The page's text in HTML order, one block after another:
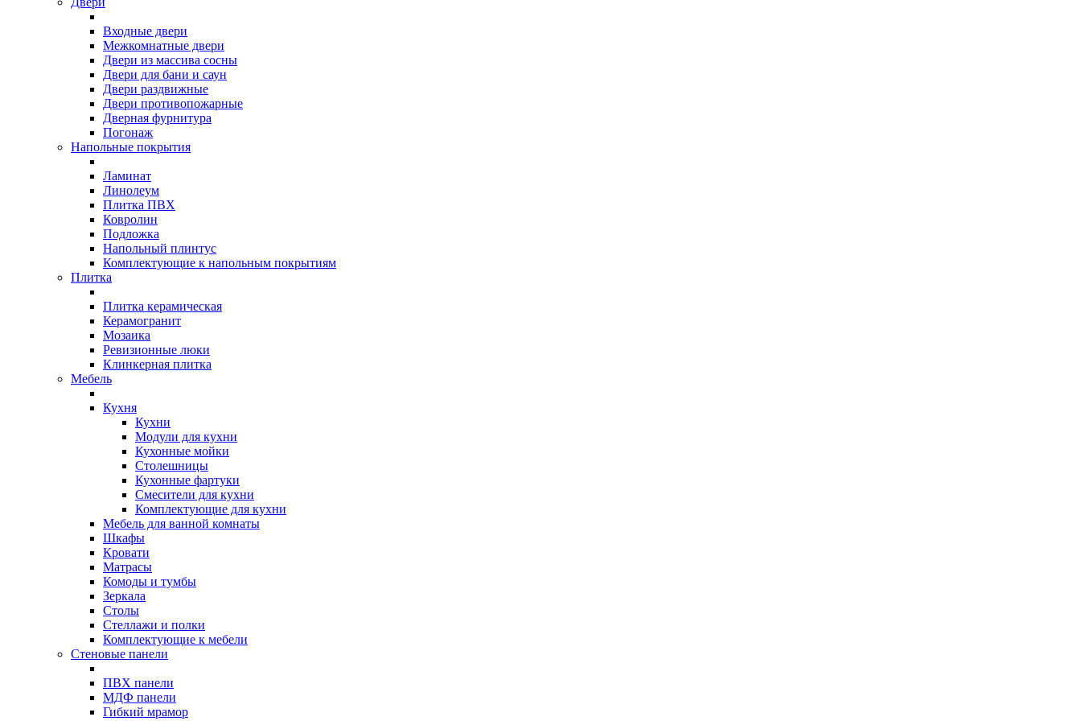
Входные двери
Межкомнатные двери
Двери из массива сосны
Двери для бани и саун
Двери раздвижные
Двери противопожарные
Дверная фурнитура
Погонаж
Напольные покрытия
Ламинат
Линолеум
Плитка ПВХ
Ковролин
Подложка
Напольный плинтус
Комплектующие к напольным покрытиям
Плитка
Плитка керамическая
Керамогранит
Мозаика
Ревизионные люки
Клинкерная плитка
Мебель
Кухня
Кухни
Модули для кухни
Кухонные мойки
Столешницы
Кухонные фартуки
Смесители для кухни
Комплектующие для кухни
Мебель для ванной комнаты
Шкафы
Кровати
Матрасы
Комоды и тумбы
Зеркала
Столы
Стеллажи и полки
Комплектующие к мебели
Стеновые панели
ПВХ панели
МДФ панели
Гибкий мрамор